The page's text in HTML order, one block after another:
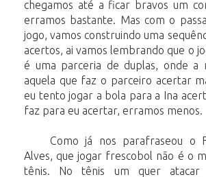
chegamos até a ficar bravos um
erramos bastante. Mas com o
jogo, vamos construindo uma
acertos, ai vamos lembrando que o
é uma parceria de duplas, onde a
aquela que faz o parceiro acertar
eu tento jogar a bola para a Ina
faz para eu acertar, erramos menos.
Como já nos parafraseou o
Alves, que jogar frescobol não é o
tênis. No tênis um quer